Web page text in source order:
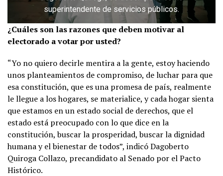
superintendente de servicios públicos.
¿Cuáles son las razones que deben motivar al
electorado a votar por usted?
“Yo no quiero decirle mentira a la gente, estoy haciendo
unos planteamientos de compromiso, de luchar para que
esa constitución, que es una promesa de país, realmente
le llegue a los hogares, se materialice, y cada hogar sienta
que estamos en un estado social de derechos, que el
estado está preocupado con lo que dice en la
constitución, buscar la prosperidad, buscar la dignidad
humana y el bienestar de todos”, indicó Dagoberto
Quiroga Collazo, precandidato al Senado por el Pacto
Histórico.